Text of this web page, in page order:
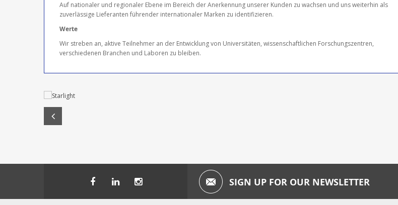
Auf nationaler und regionaler Ebene im Bereich der Anerkennung unserer Kunden zu wachsen und uns weiterhin als
zuverlässige Lieferanten führender internationaler Marken zu identifizieren.
Werte
Wir streben an, aktive Teilnehmer an der Entwicklung von Universitäten, wissenschaftlichen Forschungszentren,
verschiedenen Branchen und Laboren zu bleiben.
SIGN UP FOR OUR NEWSLETTER